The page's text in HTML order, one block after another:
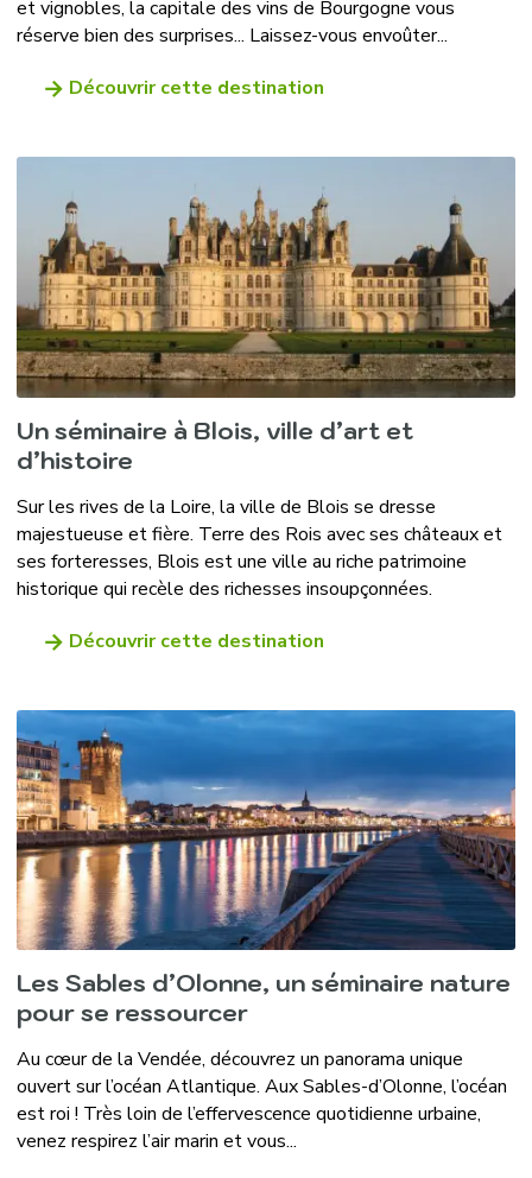
et vignobles, la capitale des vins de Bourgogne vous
réserve bien des surprises... Laissez-vous envoûter...
Découvrir cette destination
Un séminaire à Blois, ville d’art et
d’histoire
Sur les rives de la Loire, la ville de Blois se dresse
majestueuse et fière. Terre des Rois avec ses châteaux et
ses forteresses, Blois est une ville au riche patrimoine
historique qui recèle des richesses insoupçonnées.
Découvrir cette destination
Les Sables d’Olonne, un séminaire nature
pour se ressourcer
Au cœur de la Vendée, découvrez un panorama unique
ouvert sur l’océan Atlantique. Aux Sables-d’Olonne, l’océan
est roi ! Très loin de l’effervescence quotidienne urbaine,
venez respirez l’air marin et vous...